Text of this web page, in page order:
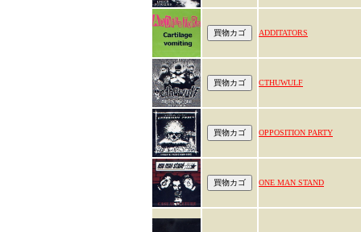
ADDITATORS
CTHUWULF
OPPOSITION PARTY
ONE MAN STAND